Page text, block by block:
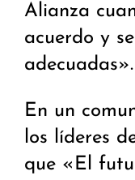
Alianza
acuerdo y
adecuadas».
En un
los líderes
que «El